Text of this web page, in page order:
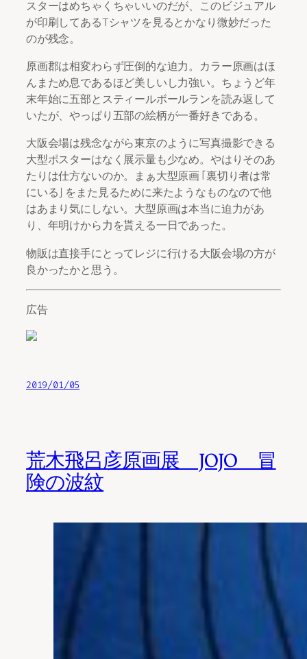
スターはめちゃくちゃいいのだが、このビジュアル
が印刷してあるTシャツを見るとかなり微妙だった
のが残念。
原画郡は相変わらず圧倒的な迫力。カラー原画はほ
んまため息であるほど美しいし力強い。ちょうど年
末年始に五部とスティールボールランを読み返して
いたが、やっぱり五部の絵柄が一番好きである。
大阪会場は残念ながら東京のように写真撮影できる
大型ポスターはなく展示量も少なめ。やはりそのあ
たりは仕方ないのか。まぁ大型原画「裏切り者は常
にいる」をまた見るために来たようなものなので他
はあまり気にしない。大型原画は本当に迫力があ
り、年明けから力を貰える一日であった。
物販は直接手にとってレジに行ける大阪会場の方が
良かったかと思う。
広告
2019/01/05
荒木飛呂彦原画展 JOJO 冒
険の波紋